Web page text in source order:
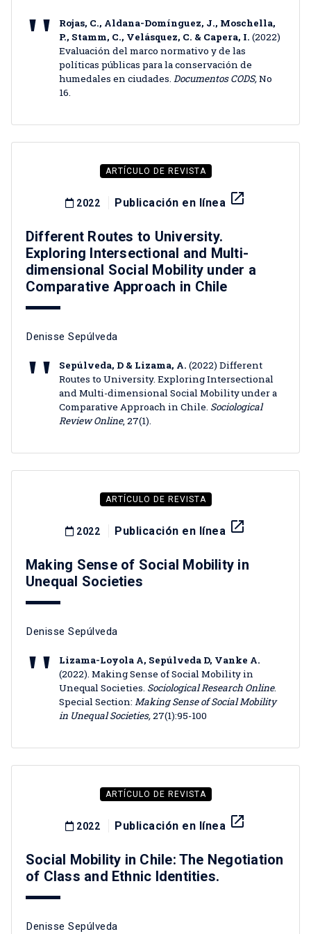
Rojas, C., Aldana-Domínguez, J., Moschella,
P., Stamm, C., Velásquez, C. & Capera, I. (2022)
Evaluación del marco normativo y de las
políticas públicas para la conservación de
humedales en ciudades. Documentos CODS,No
16.
ARTÍCULO DE REVISTA
2022 Publicación en línea launch
Different Routes to University.
Exploring Intersectional and Multi-
dimensional Social Mobility under a
Comparative Approach in Chile
Denisse Sepúlveda
Sepúlveda, D & Lizama, A. (2022) Different
Routes to University. Exploring Intersectional
and Multi-dimensional Social Mobility under a
Comparative Approach in Chile. Sociological
Review Online, 27(1).
ARTÍCULO DE REVISTA
2022 Publicación en línea launch
Making Sense of Social Mobility in
Unequal Societies
Denisse Sepúlveda
Lizama-Loyola A, Sepúlveda D, Vanke A.
(2022). Making Sense of Social Mobility in
Unequal Societies. Sociological Research Online.
Special Section: Making Sense of Social Mobility
in Unequal Societies,27(1):95-100
ARTÍCULO DE REVISTA
2022 Publicación en línea launch
Social Mobility in Chile: The Negotiation
of Class and Ethnic Identities.
Denisse Sepúlveda